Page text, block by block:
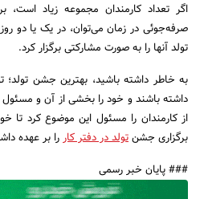
اگر تعداد کارمندان مجموعه زیاد
صرفه‌جوئی در زمان می‌توان، در یک یا دو
تولد آنها را به صورت مشارکتی برگزار کرد.
به خاطر داشته باشید، بهترین جشن
داشته باشند و خود را بخشی از آن و مسئول
از کارمندان را مسئول این موضوع کرد تا
برگزاری جشنتولد در دفتر کاررا بر عهده
### پایان خبر رسمی